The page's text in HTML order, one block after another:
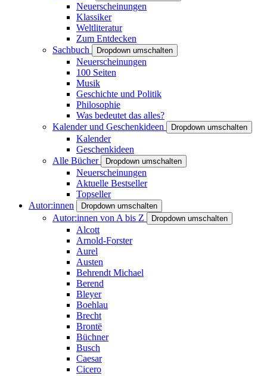
Neuerscheinungen
Klassiker
Weltliteratur
Zum Entdecken
Sachbuch
Dropdown umschalten
Neuerscheinungen
100 Seiten
Musik
Geschichte und Politik
Philosophie
Was bedeutet das alles?
Kalender und Geschenkideen
Dropdown umschalten
Kalender
Geschenkideen
Alle Bücher
Dropdown umschalten
Neuerscheinungen
Aktuelle Bestseller
Topseller
Autor:innen
Dropdown umschalten
Autor:innen von A bis Z Dropdown umschalten
Alcott
Arnold-Forster
Aurel
Austen
Behrendt Michael
Berend
Bleyer
Boehlau
Brecht
Brontë
Büchner
Busch
Caesar
Cicero